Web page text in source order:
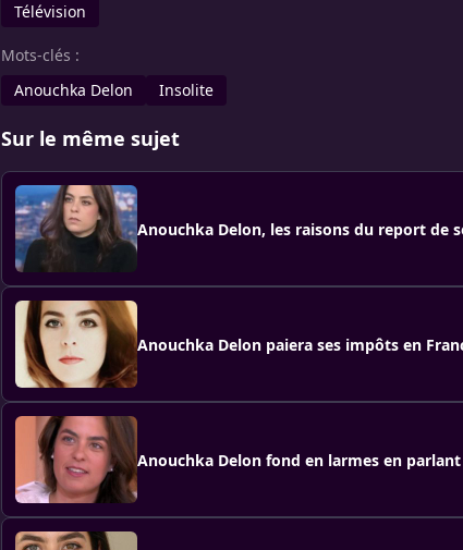
Télévision
Mots-clés :
Anouchka Delon
Insolite
Sur le même sujet
Anouchka Delon, les raisons du report de
Anouchka Delon paiera ses impôts en
Anouchka Delon fond en larmes en parlant